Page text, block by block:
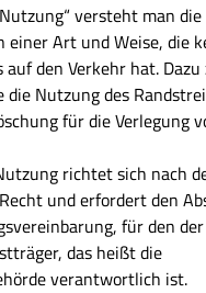
versteht man
einer Art und Weise, die
auf den Verkehr hat.
die Nutzung des
für die Verlegung
richtet sich nach
und erfordert den
für den
das heißt die
verantwortlich ist.